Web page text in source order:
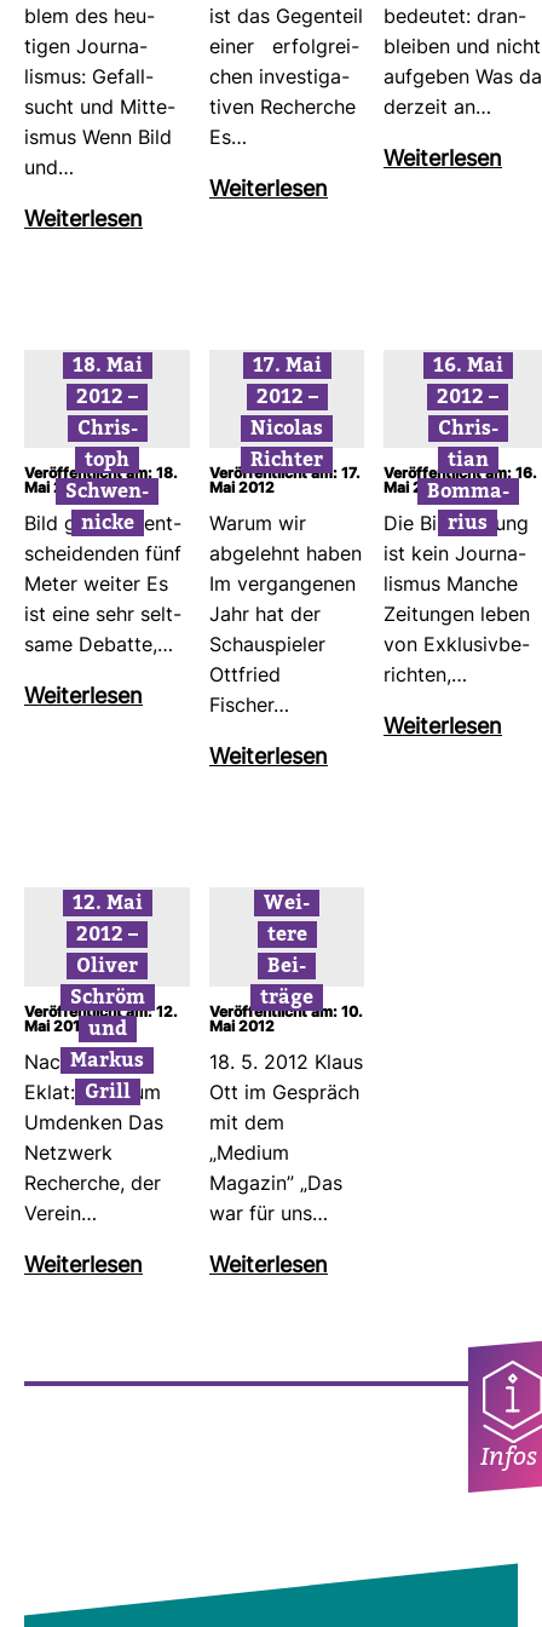
blem des heu­
tigen Jour­na­
lismus: Gefall­
sucht und Mit­te­
ismus Wenn Bild
und…
Wei­ter­lesen
ist das Gegen­teil
einer erfolg­rei­
chen inves­ti­ga­
tiven Recherche
Es…
Wei­ter­lesen
bedeutet: dran­
bleiben und nicht
auf­geben Was da
der­zeit an…
Wei­ter­lesen
18. Mai
2012 –
Chris­
toph
Schwen­
nicke
Veröffentlicht am: 18.
Mai 2012
Bild ging die ent­
schei­denden fünf
Meter weiter Es
ist eine sehr selt­
same Debatte,…
Wei­ter­lesen
17. Mai
2012 –
Nicolas
Richter
Veröffentlicht am: 17.
Mai 2012
Warum wir
abge­lehnt haben
Im ver­gan­genen
Jahr hat der
Schau­spieler
Ott­fried
Fischer…
Wei­ter­lesen
16. Mai
2012 –
Chris­
tian
Bom­ma­
rius
Veröffentlicht am: 16.
Mai 2012
Die Bild-​Zei­tung
ist kein Jour­na­
lismus Manche
Zei­tungen leben
von Exklu­siv­be­
richten,…
Wei­ter­lesen
12. Mai
2012 –
Oliver
Schröm
und
Markus
Grill
Veröffentlicht am: 12.
Mai 2012
Nach Nannen-​
Eklat: Zeit zum
Umdenken Das
Netz­werk
Recherche, der
Verein…
Wei­ter­lesen
Wei­
tere
Bei­
träge
Veröffentlicht am: 10.
Mai 2012
18. 5. 2012 Klaus
Ott im Gespräch
mit dem
„Medium
Magazin” „Das
war für uns…
Wei­ter­lesen
Infos